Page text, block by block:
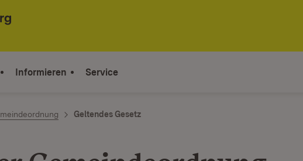
Informieren Service
Geltendes Gesetz